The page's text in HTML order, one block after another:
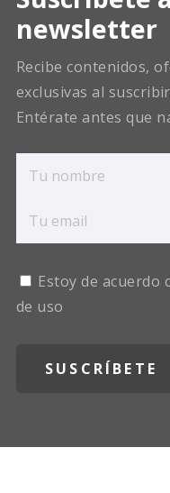
newsletter
Recibe contenidos,
exclusivas al
Entérate antes que
Estoy de acuerdo
de uso